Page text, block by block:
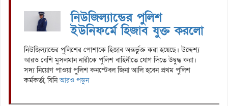
নিউজিল্যান্ডের পুলিশ
ইউনিফর্মে হিজাব যুক্ত করলো
নিউজিল্যান্ডের পুলিশের পোশাকে হিজাব অন্তর্ভুক্ত করা হয়েছে। উদ্দেশ্য
আরও বেশি মুসলমান নারীকে পুলিশ বাহিনীতে যোগ দিতে উদ্বুদ্ধ করা।
সদ্য নিয়োগ পাওয়া পুলিশ কনস্টেবল জিনা আলি হবেন প্রথম পুলিশ
কর্মকর্তা, যিনিআরও পড়ুন